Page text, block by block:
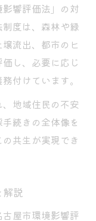
影響評価法」の対
度は、森林や緑
流出、都市のヒ
し、必要に応じ
付けています。
地域住民の不安
続きの全体像を
共生が実現でき
説
屋市環境影響評